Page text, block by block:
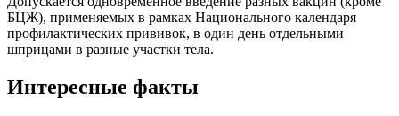
БЦЖ), применяемых в рамках Национального календаря
профилактических прививок, в один день отдельными
шприцами в разные участки тела.
Интересные факты